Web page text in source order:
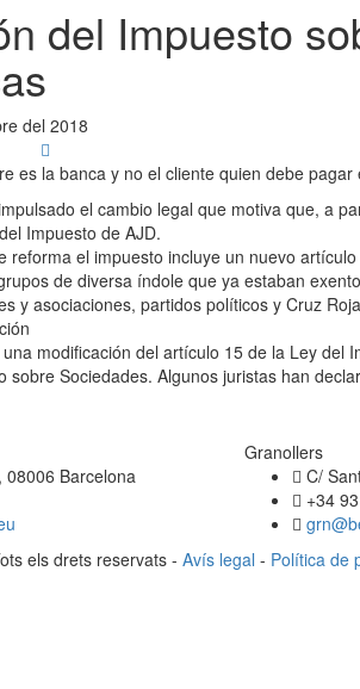
del Impuesto
del 2018
es la banca y no el cliente quien debe
el cambio legal que motiva que, a
Impuesto de AJD.
reforma el impuesto incluye un nuevo
de diversa índole que ya estaban
y asociaciones, partidos políticos y Cruz
modificación del artículo 15 de la Ley
sobre Sociedades. Algunos juristas han
08006 Barcelona
Granollers
C/
+34
els drets reservats - Avís legal - Política de